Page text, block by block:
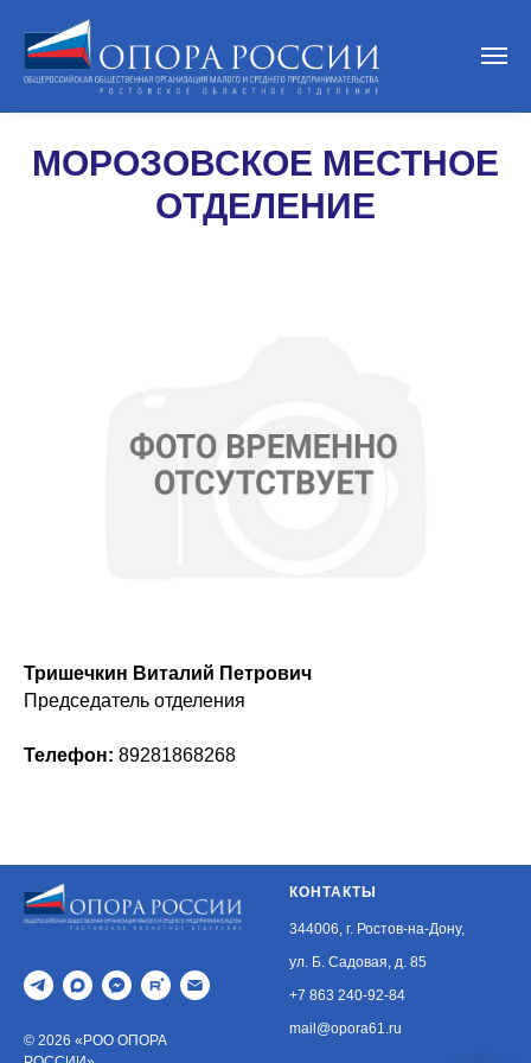
МОРОЗОВСКОЕ МЕСТНОЕ
ОТДЕЛЕНИЕ
Тришечкин Виталий Петрович
Председатель отделения
Телефон: 89281868268
© 2026 «РОО ОПОРА
КОНТАКТЫ
344006, г. Ростов-на-Дону,
ул. Б. Садовая, д. 85
+7 863 240-92-84
mail@opora61.ru